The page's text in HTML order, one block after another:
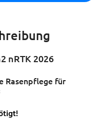
nRTK 2026
Rasenpflege für